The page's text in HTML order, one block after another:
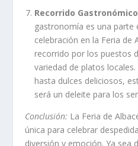
Recorrido
gastronomía es una parte
celebración en la Feria de
recorrido por los puestos
variedad de platos
hasta dulces deliciosos,
será un deleite para los
Conclusión: La Feria de
única para celebrar
diversión y emoción. Ya sea